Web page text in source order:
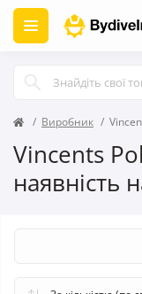
Виробник
Vincents
наявність